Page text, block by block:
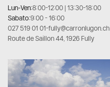
Lun-Ven:8:00-12:00 | 13:30-18:00
Sabato:9:00 - 16:00
027 519 01 01-fully@carronlugon.ch
Route de Saillon 44, 1926 Fully